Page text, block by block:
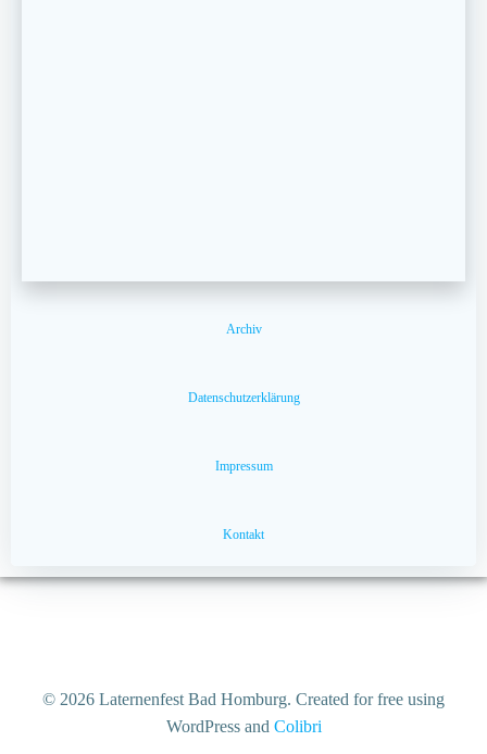
Archiv
Datenschutzerklärung
Impressum
Kontakt
© 2026 Laternenfest Bad Homburg. Created for free using
WordPress and Colibri